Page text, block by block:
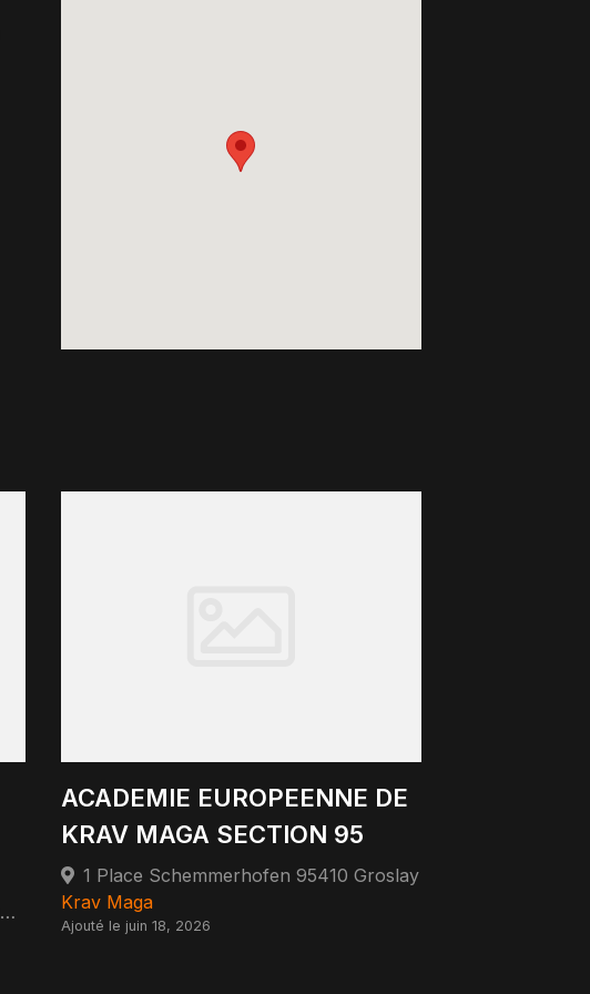
11 RUE LACEPEDE 75005 PARIS 75005 Paris
ACADEMIE EUROPEENNE DE
KRAV MAGA SECTION 95
1 Place Schemmerhofen 95410 Groslay
Krav Maga
Ajouté le juin 18, 2026